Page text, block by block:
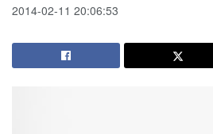
2014-02-11 20:06:53